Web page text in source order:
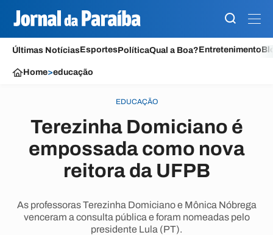
Últimas NotíciasEsportesPolíticaQual a Boa?Entretenimento
Home>educação
EDUCAÇÃO
Terezinha Domiciano é
empossada como nova
reitora da UFPB
As professoras Terezinha Domiciano e Mônica Nóbrega
venceram a consulta pública e foram nomeadas pelo
presidente Lula (PT).